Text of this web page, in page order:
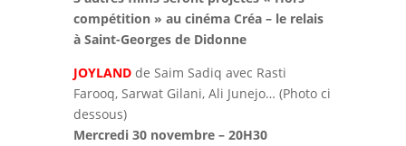
compétition » au cinéma Créa – le relais
à Saint-Georges de Didonne
JOYLAND de Saim Sadiq avec Rasti
Farooq, Sarwat Gilani, Ali Junejo… (Photo ci
dessous)
Mercredi 30 novembre – 20H30